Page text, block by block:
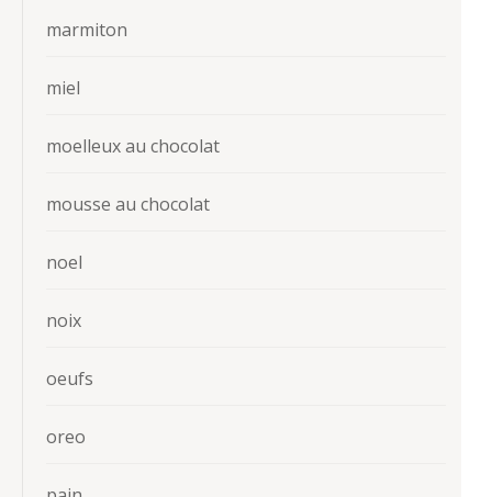
marmiton
miel
moelleux au chocolat
mousse au chocolat
noel
noix
oeufs
oreo